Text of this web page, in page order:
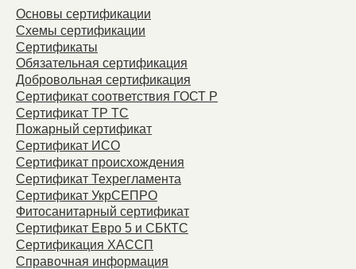
Основы сертификации
Схемы сертификации
Сертификаты
Обязательная сертификация
Добровольная сертификация
Сертификат соответствия ГОСТ Р
Сертификат ТР ТС
Пожарный сертификат
Сертификат ИСО
Сертификат происхождения
Сертификат Техрегламента
Сертификат УкрСЕПРО
Фитосанитарный сертификат
Сертификат Евро 5 и СБКТС
Сертификация ХАССП
Справочная информация